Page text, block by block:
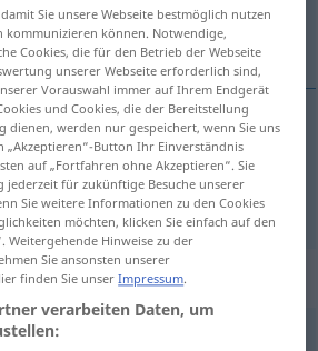
anklicken/antippen)
“
“
Eigenschaftswort
Sie unsere Webseite bestmöglich nutzen
kommunizieren können. Notwendige,
Cookies, die für den Betrieb der Webseite
unserer Webseite erforderlich sind,
Vorauswahl immer auf Ihrem Endgerät
und Cookies, die der Bereitstellung
dienen, werden nur gespeichert, wenn Sie uns
„Akzeptieren“-Button Ihr Einverständnis
auf „Fortfahren ohne Akzeptieren“. Sie
für zukünftige Besuche unserer
Sie weitere Informationen zu den Cookies
möchten, klicken Sie einfach auf den
Weitergehende Hinweise zu der
Sie ansonsten unserer
finden Sie unserImpressum.
verarbeiten Daten, um